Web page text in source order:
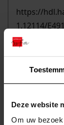
Deze website
Om uw
Inventaris
Datering:
1984